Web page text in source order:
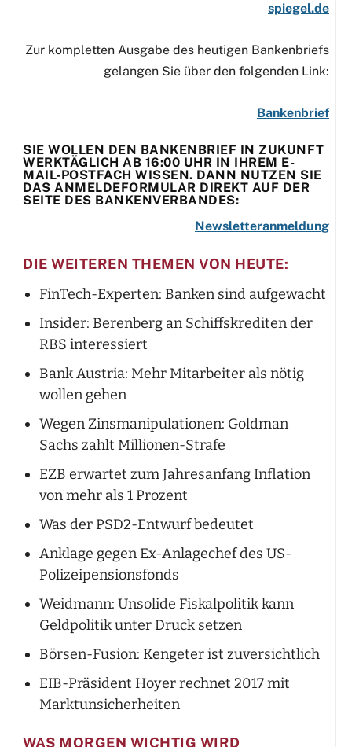
spiegel.de
Zur kompletten Ausgabe des heutigen Bankenbriefs
gelangen Sie über den folgenden Link:
Bankenbrief
SIE WOLLEN DEN BANKENBRIEF IN ZUKUNFT
WERKTÄGLICH AB 16:00 UHR IN IHREM E-
MAIL-POSTFACH WISSEN. DANN NUTZEN SIE
DAS ANMELDEFORMULAR DIREKT AUF DER
SEITE DES BANKENVERBANDES:
Newsletteranmeldung
DIE WEITEREN THEMEN VON HEUTE:
FinTech-Experten: Banken sind aufgewacht
Insider: Berenberg an Schiffskrediten der
RBS interessiert
Bank Austria: Mehr Mitarbeiter als nötig
wollen gehen
Wegen Zinsmanipulationen: Goldman
Sachs zahlt Millionen-Strafe
EZB erwartet zum Jahresanfang Inflation
von mehr als 1 Prozent
Was der PSD2-Entwurf bedeutet
Anklage gegen Ex-Anlagechef des US-
Polizeipensionsfonds
Weidmann: Unsolide Fiskalpolitik kann
Geldpolitik unter Druck setzen
Börsen-Fusion: Kengeter ist zuversichtlich
EIB-Präsident Hoyer rechnet 2017 mit
Marktunsicherheiten
WAS MORGEN WICHTIG WIRD